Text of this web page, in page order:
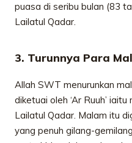
puasa di seribu bulan (83
Lailatul Qadar.
3. Turunnya Para
Allah SWT menurunkan
diketuai oleh ‘Ar Ruuh’
Lailatul Qadar. Malam itu
yang penuh gilang-